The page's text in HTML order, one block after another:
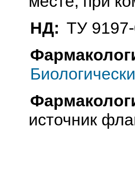
НД: ТУ
источник